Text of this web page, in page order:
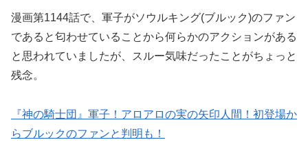
漫画第1144話で、軍子がソウルキング(ブルック)のファン
であると匂わせていることから何らかのアクションがある
と思われていましたが、スルー気味だったことがちょっと
残念。
『神の騎士団』軍子！アロアロの実の矢印人間！初登場か
らブルックのファンと判明も！